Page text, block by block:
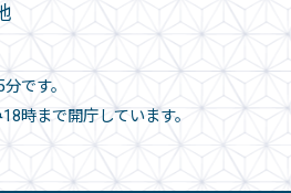
です。
時まで開庁しています。